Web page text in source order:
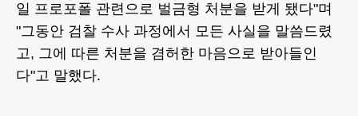
일 프로포폴 관련으로 벌금형 처분을 받게 됐다"며
"그동안 검찰 수사 과정에서 모든 사실을 말씀드렸
고, 그에 따른 처분을 겸허한 마음으로 받아들인
다"고 말했다.